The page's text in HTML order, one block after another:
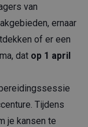
van
ernaar
of er een
dat op 1 april
Tijdens
je kansen te